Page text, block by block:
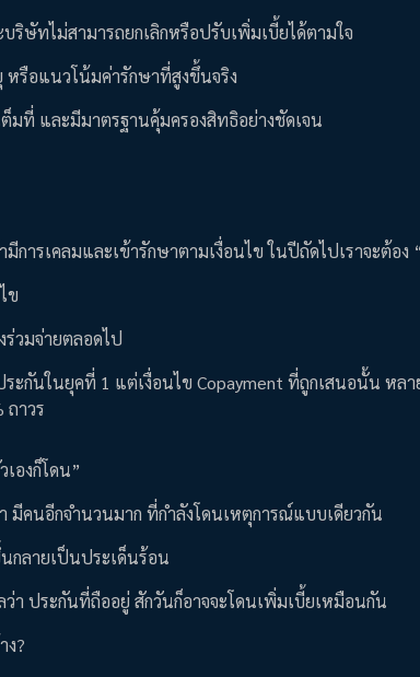
ษัทไม่สามารถยกเลิกหรือปรับเพิ่มเบี้ยได้ตามใจ
หรือแนวโน้มค่ารักษาที่สูงขึ้นจริง
มที่ และมีมาตรฐานคุ้มครองสิทธิอย่างชัดเจน
ารเคลมและเข้ารักษาตามเงื่อนไข ในปีถัดไปเราจะต้อง
ข
วมจ่ายตลอดไป
กันในยุคที่ 1 แต่เงื่อนไข Copayment ที่ถูกเสนอนั้น หล
าวร
องก็โดน”
มีคนอีกจำนวนมาก ที่กำลังโดนเหตุการณ์แบบเดียวกัน
กลายเป็นประเด็นร้อน
า ประกันที่ถืออยู่ สักวันก็อาจจะโดนเพิ่มเบี้ยเหมือนกัน
ง?